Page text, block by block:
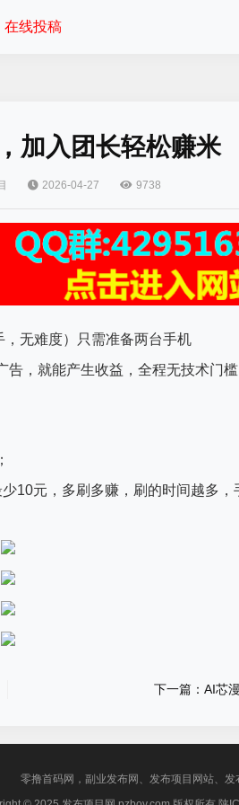
在线投稿
加入团长轻松赚米
2026-04-27 9738
无难度）只需准备两台手机
，就能产生收益，全程无技术门
10元，多刷多赚，刷的时间越多，
下一篇：AI芯
零撸首码网，副业发布网、发布项目网站、发